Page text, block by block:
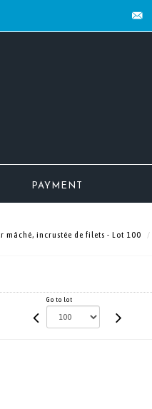
PAYMENT
mâché, incrustée de filets - Lot 100
Go to lot